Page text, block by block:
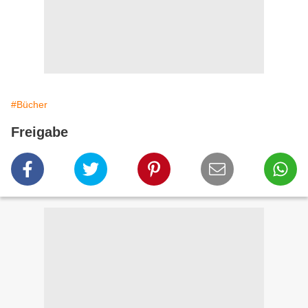
#Bücher
Freigabe